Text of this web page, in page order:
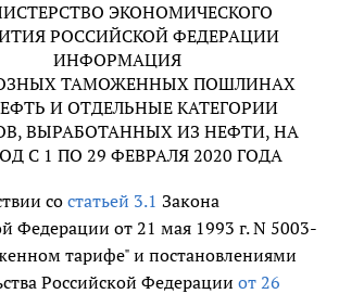
ЭКОНОМИЧЕСКОГО
РОССИЙСКОЙ ФЕДЕРАЦИИ
ИНФОРМАЦИЯ
ТАМОЖЕННЫХ ПОШЛИНАХ
И ОТДЕЛЬНЫЕ КАТЕГОРИИ
ВЫРАБОТАННЫХ ИЗ НЕФТИ, НА
С 1 ПО 29 ФЕВРАЛЯ 2020 ГОДА
со статьей 3.1 Закона
Федерации от 21 мая 1993 г. N 5003-
тарифе" и постановлениями
Российской Федерации от 26